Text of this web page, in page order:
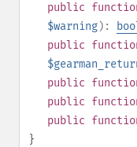
public
$warning):
public
public
public
public
}